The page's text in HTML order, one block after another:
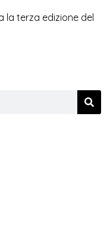
la terza edizione del